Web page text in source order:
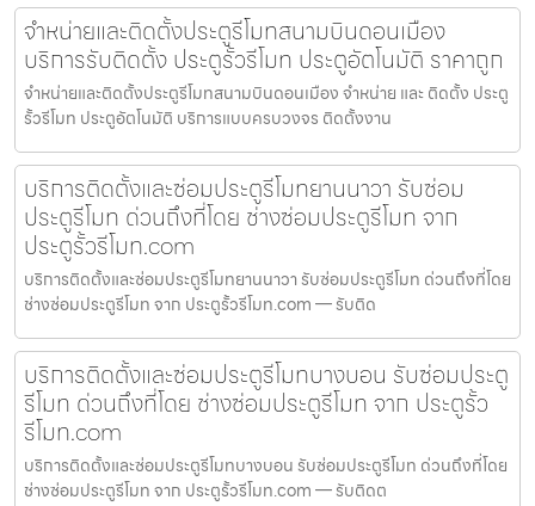
จำหน่ายและติดตั้งประตูรีโมทสนามบินดอนเมือง
บริการรับติดตั้ง ประตูรั้วรีโมท ประตูอัตโนมัติ ราคาถูก
จำหน่ายและติดตั้งประตูรีโมทสนามบินดอนเมือง จำหน่าย และ ติดตั้ง ประตู
รั้วรีโมท ประตูอัตโนมัติ บริการแบบครบวงจร ติดตั้งงาน
บริการติดตั้งและซ่อมประตูรีโมทยานนาวา รับซ่อม
ประตูรีโมท ด่วนถึงที่โดย ช่างซ่อมประตูรีโมท จาก
ประตูรั้วรีโมท.com
บริการติดตั้งและซ่อมประตูรีโมทยานนาวา รับซ่อมประตูรีโมท ด่วนถึงที่โดย
ช่างซ่อมประตูรีโมท จาก ประตูรั้วรีโมท.com — รับติด
บริการติดตั้งและซ่อมประตูรีโมทบางบอน รับซ่อมประตู
รีโมท ด่วนถึงที่โดย ช่างซ่อมประตูรีโมท จาก ประตูรั้ว
รีโมท.com
บริการติดตั้งและซ่อมประตูรีโมทบางบอน รับซ่อมประตูรีโมท ด่วนถึงที่โดย
ช่างซ่อมประตูรีโมท จาก ประตูรั้วรีโมท.com — รับติดต